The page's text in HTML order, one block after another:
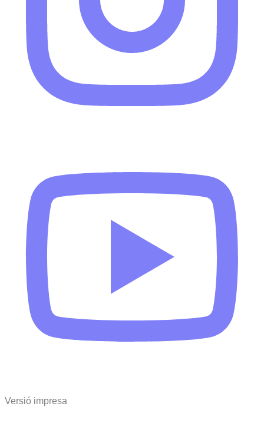
Versió impresa